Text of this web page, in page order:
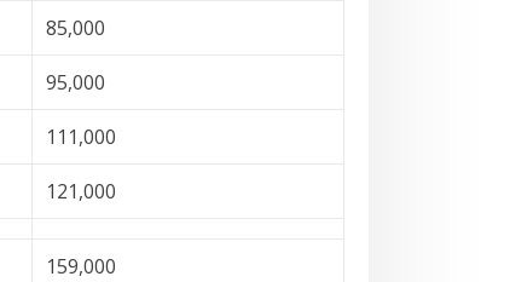
85,000
95,000
111,000
121,000
159,000